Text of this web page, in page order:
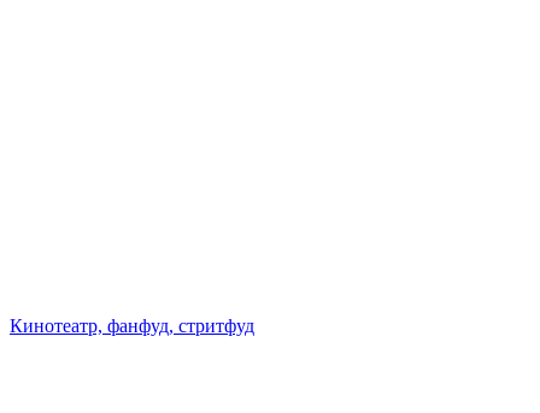
Кинотеатр, фанфуд, стритфуд